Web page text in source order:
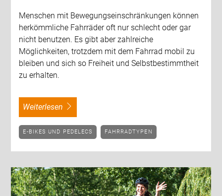
Menschen mit Bewegungseinschränkungen können
herkömmliche Fahrräder oft nur schlecht oder gar
nicht benutzen. Es gibt aber zahlreiche
Möglichkeiten, trotzdem mit dem Fahrrad mobil zu
bleiben und sich so Freiheit und Selbstbestimmtheit
zu erhalten.
weiterlesen
E-BIKES UND PEDELECS FAHRRADTYPEN